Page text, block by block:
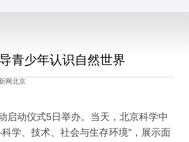
青少年认识自然世界
网北京
动仪式5日举办。当天，北京科学中
学、技术、社会与生存环境”，展示面